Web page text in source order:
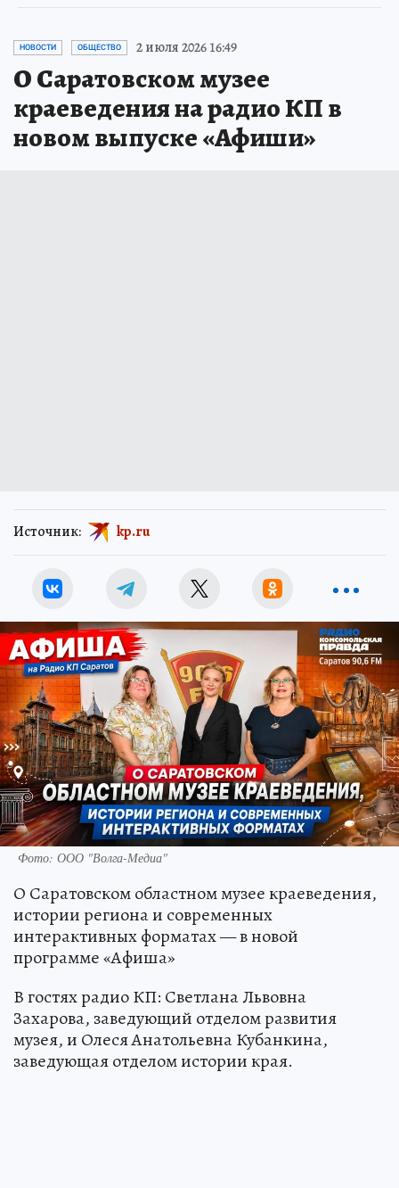
НОВОСТИ ОБЩЕСТВО 2 июля 2026 16:49
О Саратовском музее
краеведения на радио КП в
новом выпуске «Афиши»
Источник: kp.ru
Фото: ООО "Волга-Медиа"
О Саратовском областном музее краеведения,
истории региона и современных
интерактивных форматах — в новой
программе «Афиша»
В гостях радио КП: Светлана Львовна
Захарова, заведующий отделом развития
музея, и Олеся Анатольевна Кубанкина,
заведующая отделом истории края.